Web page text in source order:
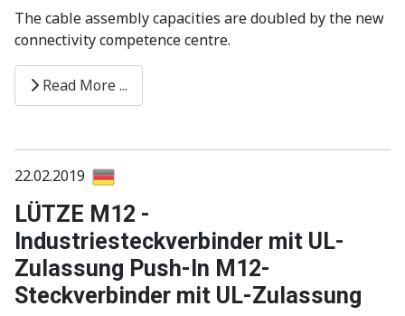
The cable assembly capacities are doubled by the new
connectivity competence centre.
Read More ...
22.02.2019
LÜTZE M12 -
Industriesteckverbinder mit UL-
Zulassung Push-In M12-
Steckverbinder mit UL-Zulassung